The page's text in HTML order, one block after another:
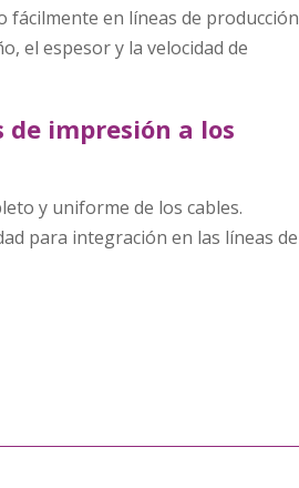
en líneas de producción
el espesor y la velocidad de
de impresión a los
y uniforme de los cables.
para integración en las líneas de